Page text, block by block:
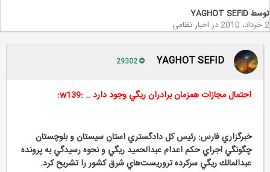
YAGHOT SEFID
دراخبار نظامی
YAGHOT SEFID
احتمال مجازات همزمان برادران ريگي وجود دارد .. :w139:
خبرگزاري فارس: رئيس كل دادگستري استان سيستان و بلوچستان
چگونگي اجراي حكم اعدام عبدالحميد ريگي و نحوه رسيدگي به پرونده
عبدالمالك ريگي سركرده تروريست‌هاي شرق كشور را تشريح كرد.